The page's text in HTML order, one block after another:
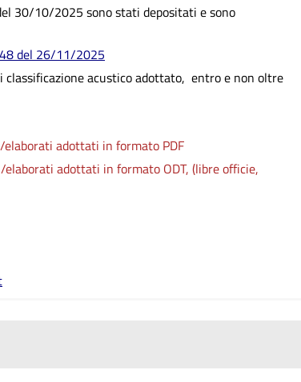
30/10/2025 sono stati depositati e sono
del 26/11/2025
classificazione acustico adottato, entro e non oltre
elaborati adottati in formato PDF
adottati in formato ODT, (libre officie,